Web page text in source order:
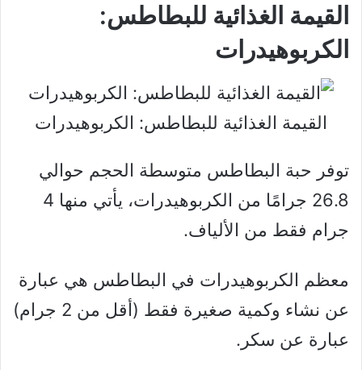
القيمة الغذائية للبطاطس:
الكربوهيدرات
القيمة الغذائية للبطاطس: الكربوهيدرات
توفر حبة البطاطس متوسطة الحجم حوالي
26.8 جرامًا من الكربوهيدرات، يأتي منها 4
جرام فقط من الألياف.
معظم الكربوهيدرات في البطاطس هي عبارة
عن نشاء وكمية صغيرة فقط (أقل من 2 جرام)
عبارة عن سكر.